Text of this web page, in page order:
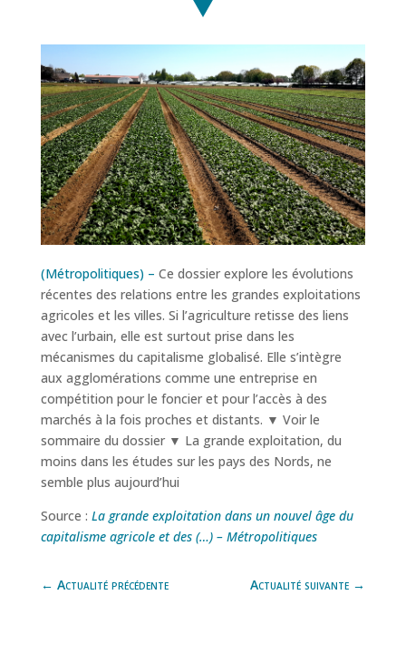
(Métropolitiques) – Ce dossier explore les évolutions
récentes des relations entre les grandes exploitations
agricoles et les villes. Si l’agriculture retisse des liens
avec l’urbain, elle est surtout prise dans les
mécanismes du capitalisme globalisé. Elle s’intègre
aux agglomérations comme une entreprise en
compétition pour le foncier et pour l’accès à des
marchés à la fois proches et distants. ▼ Voir le
sommaire du dossier ▼ La grande exploitation, du
moins dans les études sur les pays des Nords, ne
semble plus aujourd’hui
Source : La grande exploitation dans un nouvel âge du
capitalisme agricole et des (…) – Métropolitiques
← Actualité précédente Actualité suivante →